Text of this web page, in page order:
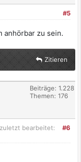
#5
anhörbar zu sein.
Zitieren
Beiträge: 1.228
Themen: 176
#6
bearbeitet: